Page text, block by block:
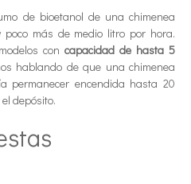
de bioetanol de una chimenea
más de medio litro por hora.
con capacidad de hasta 5
hablando de que una chimenea
permanecer encendida hasta 20
depósito.